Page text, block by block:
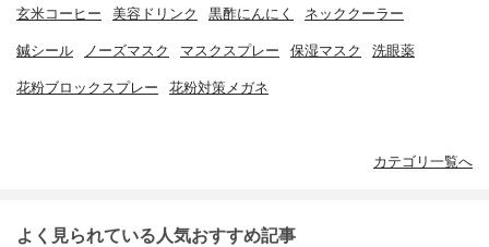
玄米コーヒー 美容ドリンク 黒酢にんにく ネッククーラー
鍼シール ノーズマスク マスクスプレー 保湿マスク 洗眼薬
花粉ブロックスプレー 花粉対策メガネ
カテゴリ一覧へ
よく見られている人気おすすめ記事